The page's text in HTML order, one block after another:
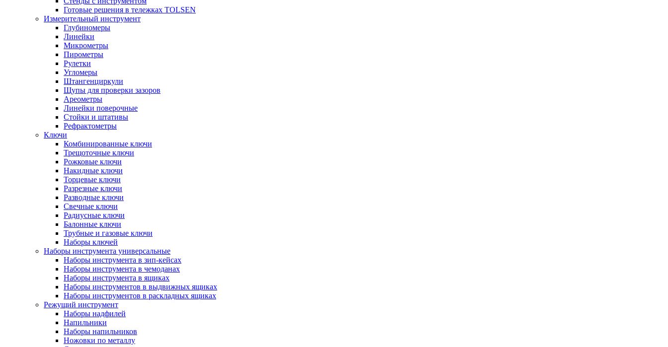
Готовые решения в тележках TOLSEN
Измерительный инструмент
Глубиномеры
Линейки
Микрометры
Пирометры
Рулетки
Угломеры
Штангенциркули
Щупы для проверки зазоров
Ареометры
Линейки поверочные
Стойки и штативы
Рефрактометры
Ключи
Комбинированные ключи
Трещоточные ключи
Рожковые ключи
Накидные ключи
Торцевые ключи
Разрезные ключи
Разводные ключи
Свечные ключи
Радиусные ключи
Балонные ключи
Трубные и газовые ключи
Наборы ключей
Наборы инструмента универсальные
Наборы инструмента в зип-кейсах
Наборы инструмента в чемоданах
Наборы инструмента в ящиках
Наборы инструментов в выдвижных ящиках
Наборы инструментов в раскладных ящиках
Режущий инструмент
Наборы надфилей
Напильники
Наборы напильников
Ножовки по металлу